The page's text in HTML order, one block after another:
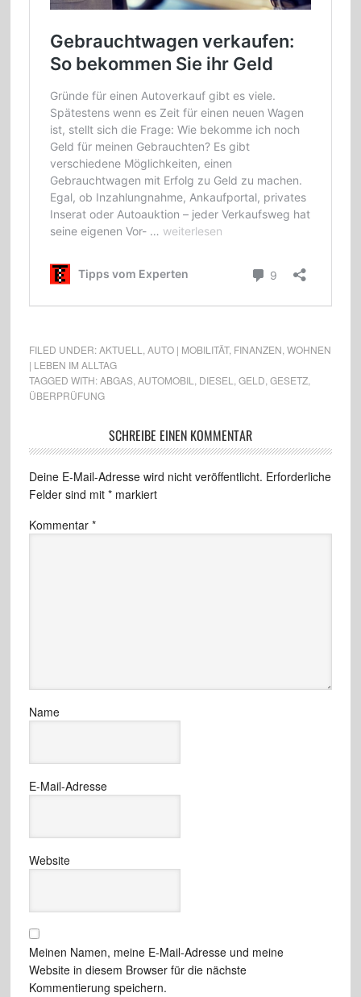
FILED UNDER:AKTUELL AUTO | MOBILITÄT, FINANZEN WOHNEN
| LEBEN IM ALLTAG
TAGGED WITH:ABGAS, AUTOMOBIL DIESEL GELD GESETZ,
ÜBERPRÜFUNG
SCHREIBE EINEN KOMMENTAR
Deine E-Mail-Adresse wird nicht veröffentlicht. Erforderliche
Felder sind mit *markiert
Kommentar *
Name
E-Mail-Adresse
Website
Meinen Namen, meine E-Mail-Adresse und meine
Website in diesem Browser für die nächste
Kommentierung speichern.